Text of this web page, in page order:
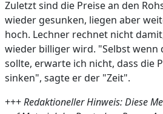
Zuletzt sind die Preise an den
wieder gesunken, liegen aber
hoch. Lechner rechnet nicht
wieder billiger wird. "Selbst wenn
sollte, erwarte ich nicht, dass die
sinken", sagte er der "Zeit".
+++Redaktioneller Hinweis: Diese